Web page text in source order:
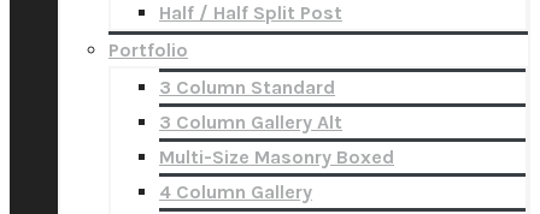
Half / Half Split Post
Portfolio
3 Column Standard
3 Column Gallery Alt
Multi-Size Masonry Boxed
4 Column Gallery